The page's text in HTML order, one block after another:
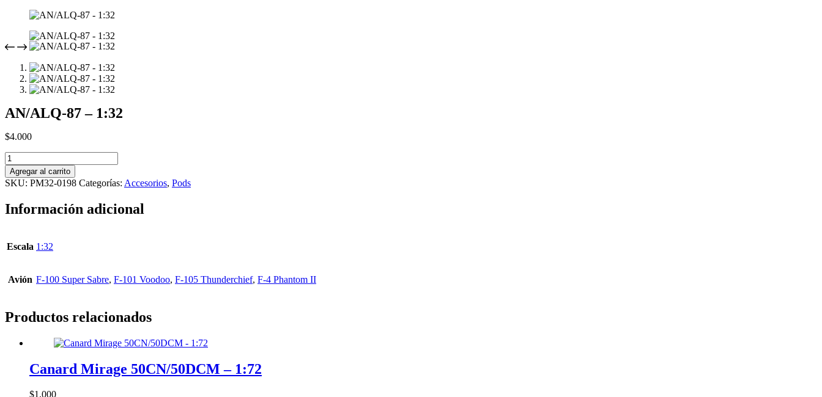
AN/ALQ-87 – 1:32
$4.000
AN/ALQ-
87
-
1:32
Agregar al carrito
SKU: PM32-0198 Categorías: Accesorios, Pods
Información adicional
Escala 1:32
Avión F-100 Super Sabre, F-101 Voodoo, F-105 Thunderchief, F-4 Phantom II
Productos relacionados
Canard Mirage 50CN/50DCM – 1:72
$1.000